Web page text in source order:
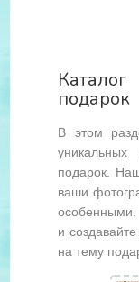
подарок
В этом
подарок.
ваши
и
на тему